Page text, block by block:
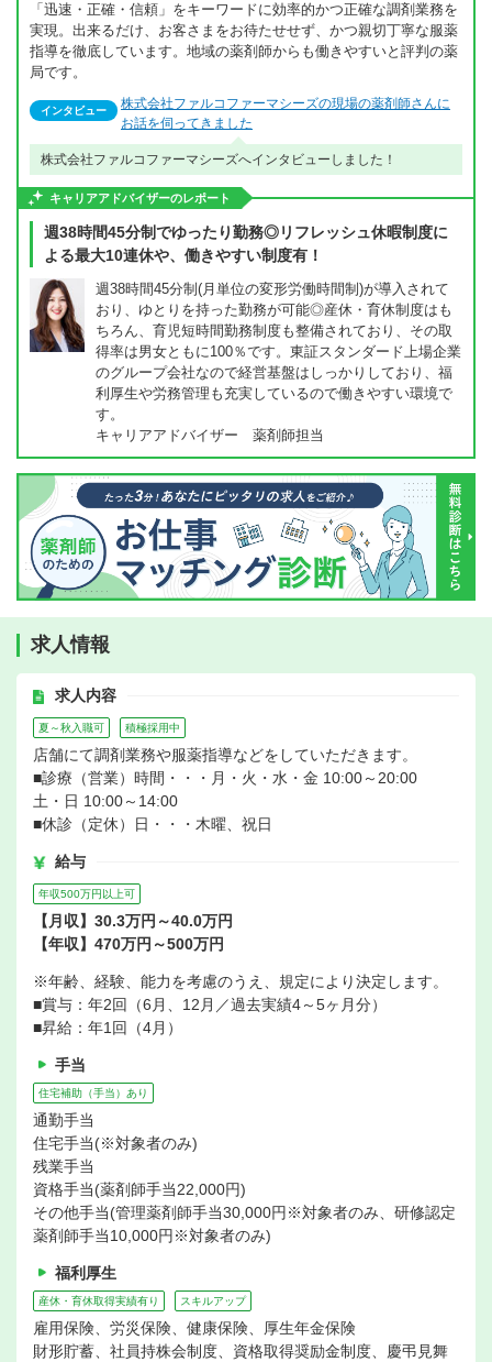
「迅速・正確・信頼」をキーワードに効率的かつ正確な調剤業務を
実現。出来るだけ、お客さまをお待たせせず、かつ親切丁寧な服薬
指導を徹底しています。地域の薬剤師からも働きやすいと評判の薬
局です。
インタビュー
株式会社ファルコファーマシーズの現場の薬剤師さんに
お話を伺ってきました
株式会社ファルコファーマシーズへインタビューしました！
キャリアアドバイザーのレポート
週38時間45分制でゆったり勤務◎リフレッシュ休暇制度に
よる最大10連休や、働きやすい制度有！
週38時間45分制(月単位の変形労働時間制)が導入されて
おり、ゆとりを持った勤務が可能◎産休・育休制度はも
ちろん、育児短時間勤務制度も整備されており、その取
得率は男女ともに100％です。東証スタンダード上場企業
のグループ会社なので経営基盤はしっかりしており、福
利厚生や労務管理も充実しているので働きやすい環境で
す。
キャリアアドバイザー 薬剤師担当
求人情報
求人内容
夏～秋入職可 積極採用中
店舗にて調剤業務や服薬指導などをしていただきます。
■診療（営業）時間・・・月・火・水・金 10:00～20:00
土・日 10:00～14:00
■休診（定休）日・・・木曜、祝日
給与
年収500万円以上可
【月収】30.3万円～40.0万円
【年収】470万円～500万円
※年齢、経験、能力を考慮のうえ、規定により決定します。
■賞与：年2回（6月、12月／過去実績4～5ヶ月分）
■昇給：年1回（4月）
手当
住宅補助（手当）あり
通勤手当
住宅手当(※対象者のみ)
残業手当
資格手当(薬剤師手当22,000円)
その他手当(管理薬剤師手当30,000円※対象者のみ、研修認定
薬剤師手当10,000円※対象者のみ)
福利厚生
産休・育休取得実績有り スキルアップ
雇用保険、労災保険、健康保険、厚生年金保険
財形貯蓄、社員持株会制度、資格取得奨励金制度、慶弔見舞